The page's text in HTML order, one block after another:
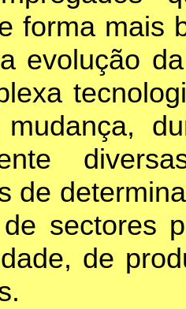
forma mais
evolução
mudança,
de
sectores
de